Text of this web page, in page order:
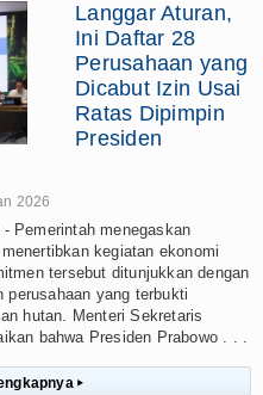
Langgar Aturan,
Ini Daftar 28
Perusahaan yang
Dicabut Izin Usai
Ratas Dipimpin
Presiden
2026
Pemerintah menegaskan
kegiatan ekonomi
tersebut ditunjukkan dengan
perusahaan yang terbukti
hutan. Menteri Sekretaris
bahwa Presiden Prabowo . . .
▸